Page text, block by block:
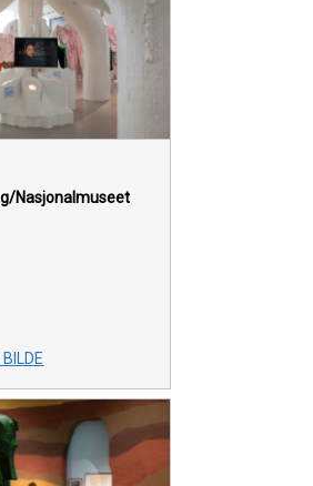
Nasjonalmuseet
BILDE